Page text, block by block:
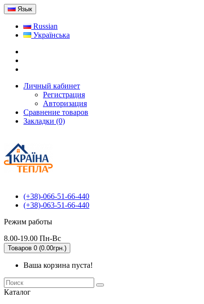
Язык
Russian
Українська
Личный кабинет
Регистрация
Авторизация
Сравнение товаров
Закладки (0)
(+38)-066-51-66-440
(+38)-063-51-66-440
Режим работы
8.00-19.00 Пн-Вс
Товаров 0 (0.00грн.)
Ваша корзина пуста!
Каталог